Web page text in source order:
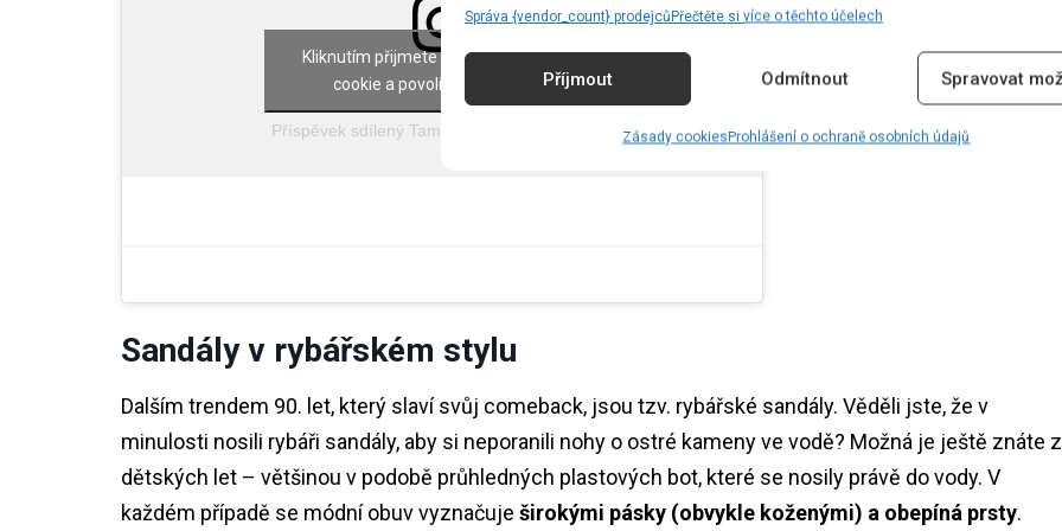
Správa {vendor_count} prodejcůPřečtěte si více o těchto účelech
Příjmout Odmítnout Spravovat
Zásady cookiesProhlášení o ochraně osobních údajů
Příspěvek sdílený Tamaris (@tamaris_official)
Kliknutím přijmete marketing souborů
cookie a povolíte tento obsah
Sandály v rybářském stylu
Dalším trendem 90. let, který slaví svůj comeback, jsou tzv. rybářské sandály. Věděli jste, že v
minulosti nosili rybáři sandály, aby si neporanili nohy o ostré kameny ve vodě? Možná je ještě znáte z
dětských let – většinou v podobě průhledných plastových bot, které se nosily právě do vody. V
každém případě se módní obuv vyznačuje širokými pásky (obvykle koženými) a obepíná prsty.